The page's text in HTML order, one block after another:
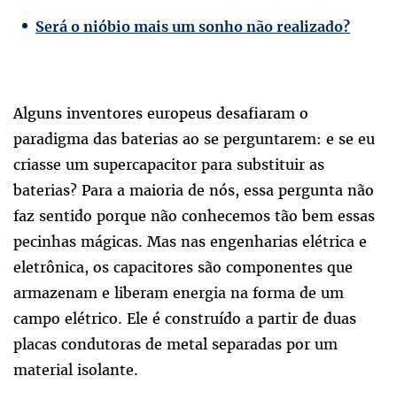
Será o nióbio mais um sonho não realizado?
Alguns inventores europeus desafiaram o
paradigma das baterias ao se perguntarem: e se eu
criasse um supercapacitor para substituir as
baterias? Para a maioria de nós, essa pergunta não
faz sentido porque não conhecemos tão bem essas
pecinhas mágicas. Mas nas engenharias elétrica e
eletrônica, os capacitores são componentes que
armazenam e liberam energia na forma de um
campo elétrico. Ele é construído a partir de duas
placas condutoras de metal separadas por um
material isolante.